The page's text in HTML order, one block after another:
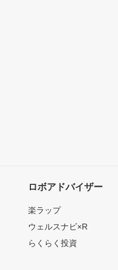
ロボアドバイザー
楽ラップ
ウェルスナビ×R
らくらく投資